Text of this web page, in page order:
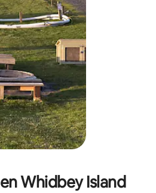
Whidbey Island